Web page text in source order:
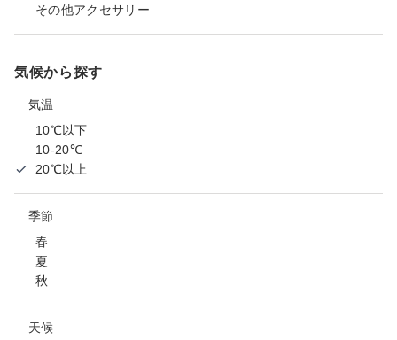
その他アクセサリー
気候から探す
気温
10℃以下
10-20℃
20℃以上
季節
春
夏
秋
天候